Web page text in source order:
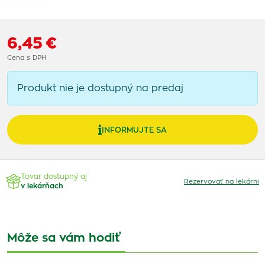
6,45 €
Cena s DPH
Produkt nie je dostupný na predaj
INFORMUJTE SA
Tovar dostupný aj
v lekárňach
Rezervovať na lekárni
Môže sa vám hodiť